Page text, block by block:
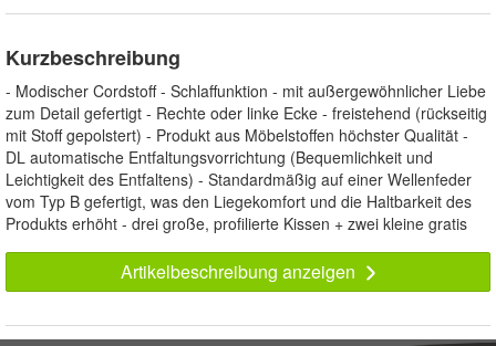
Kurzbeschreibung
- Modischer Cordstoff - Schlaffunktion - mit außergewöhnlicher Liebe
zum Detail gefertigt - Rechte oder linke Ecke - freistehend (rückseitig
mit Stoff gepolstert) - Produkt aus Möbelstoffen höchster Qualität -
DL automatische Entfaltungsvorrichtung (Bequemlichkeit und
Leichtigkeit des Entfaltens) - Standardmäßig auf einer Wellenfeder
vom Typ B gefertigt, was den Liegekomfort und die Haltbarkeit des
Produkts erhöht - drei große, profilierte Kissen + zwei kleine gratis
Artikelbeschreibung anzeigen